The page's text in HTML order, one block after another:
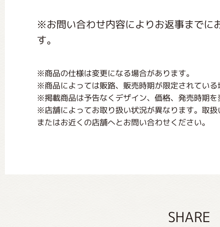
※お問い合わせ内容によりお返事までに
す。
※商品の仕様は変更になる場合があります。
※商品によっては販路、販売時期が限定されてい
※掲載商品は予告なくデザイン、価格、発売時期
※店舗によってお取り扱い状況が異なります。取
またはお近くの店舗へとお問い合わせください。
SHARE